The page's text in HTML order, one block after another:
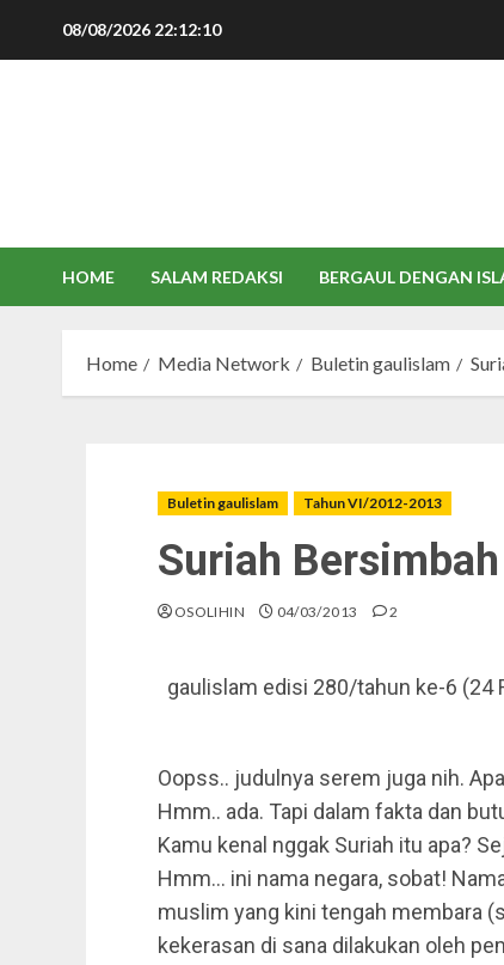
08/08/2026 22:12:11
HOME SALAM REDAKSI BERGAUL DENGAN
Home Media Network Buletin gaulislam
Buletin gaulislam Tahun VI/2012-2013
Suriah
OSOLIHIN 04/03/2013 2
gaulislam edisi 280/tahun ke-6 (24
Oopss.. judulnya serem juga nih.
Hmm.. ada. Tapi dalam fakta dan
Kamu kenal nggak Suriah itu apa?
Hmm… ini nama negara, sobat!
muslim yang kini tengah membara
kekerasan di sana dilakukan oleh